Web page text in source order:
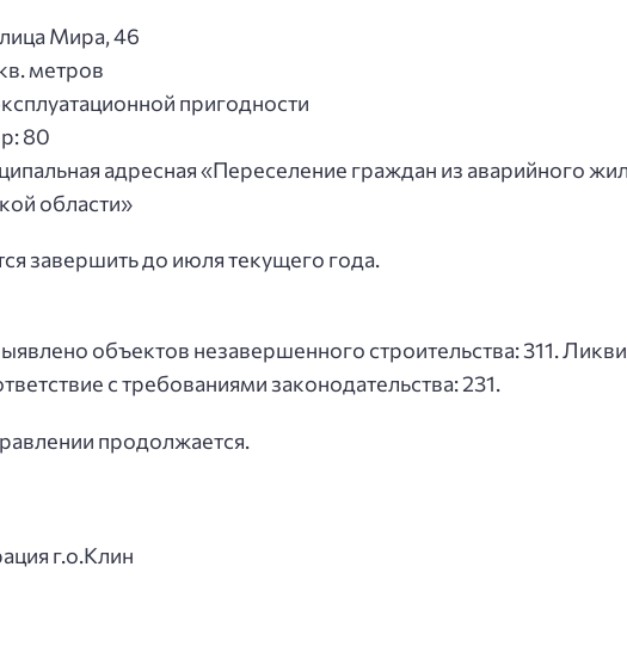
Мира, 46
метров
пригодности
80
адресная «Переселение граждан из аварийного
области»
завершить до июля текущего года.
объектов незавершенного строительства: 311.
с требованиями законодательства: 231.
продолжается.
г.о.Клин